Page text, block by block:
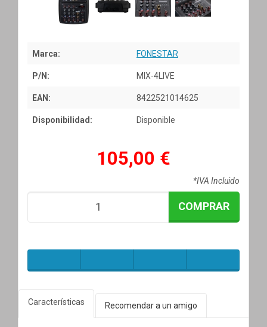
Marca: FONESTAR
P/N: MIX-4LIVE
EAN: 8422521014625
Disponibilidad: Disponible
105,00 €
*IVA Incluido
COMPRAR
Características Recomendar a un amigo